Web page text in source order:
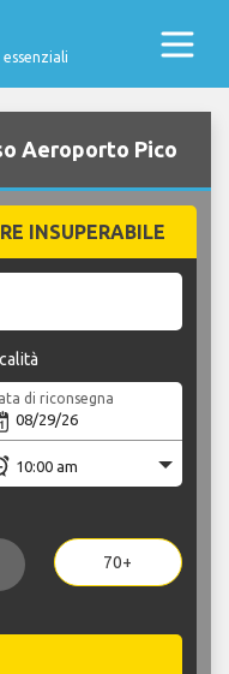
Aeroporto Pico
INSUPERABILE
di riconsegna
70+